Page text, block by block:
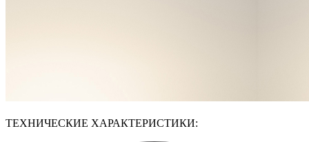
ТЕХНИЧЕСКИЕ ХАРАКТЕРИСТИКИ: